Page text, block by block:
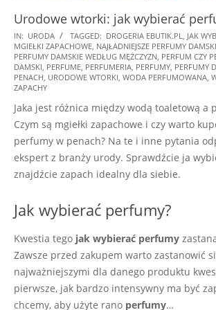
Urodowe wtorki: jak wybierać
2024-
10-
17
IN: URODA TAGGED: DROGERIA EBUTIK.PL JAK
MGIEŁKI ZAPACHOWE NAJŁADNIEJSZE PERFUMY
PERFUMY DAMSKIE WEDŁUG MĘŻCZYZN PERFUM CZY
DAMSKI PERFUME PERFUMERIA PERFUMY PERFUMY
PENACH URODOWE WTORKI WODA PERFUMOWANA
ZAPACHY
Jaka jest różnica między wodą toaletową a
Czym są mgiełki zapachowe i czy warto
perfumy w penach? Na te i inne pytania
ekspert z branży urody. Sprawdźcie ja
znajdźcie zapach idealny dla siebie.
Jak wybierać perfumy?
Kwestia tego jak wybierać perfumy
Zawsze przed zakupem warto zastanowić
najważniejszymi dla danego produktu
pierwsze, jak bardzo intensywny ma być
chcemy, aby użyte rano perfumy…